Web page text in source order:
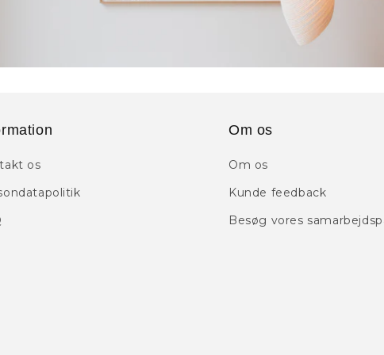
os
Om os
Om os
Kunde feedback
Besøg vores